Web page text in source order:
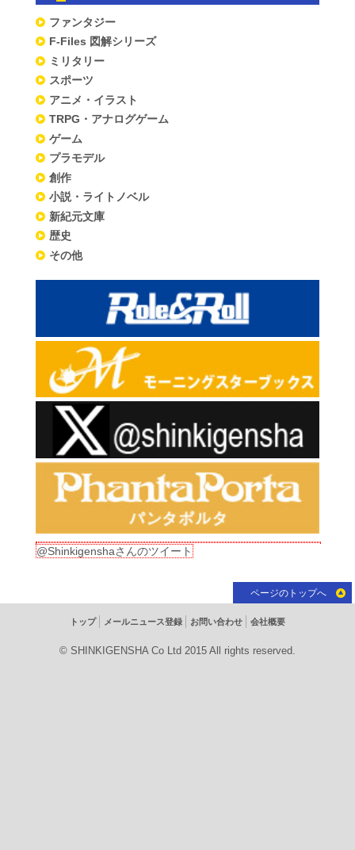
ファンタジー
F-Files 図解シリーズ
ミリタリー
スポーツ
アニメ・イラスト
TRPG・アナログゲーム
ゲーム
プラモデル
創作
小説・ライトノベル
新紀元文庫
歴史
その他
@Shinkigenshaさんのツイート
ページのトップへ
トップ メールニュース登録 お問い合わせ 会社概要
© SHINKIGENSHA Co Ltd 2015 All rights reserved.